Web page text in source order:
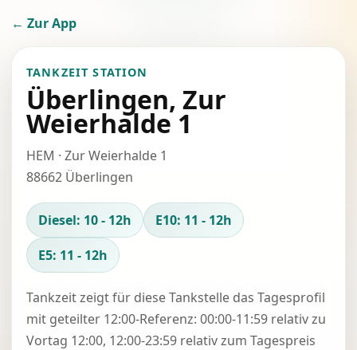
← Zur App
TANKZEIT STATION
Überlingen, Zur
Weierhalde 1
HEM · Zur Weierhalde 1
88662 Überlingen
Diesel: 10 - 12h
E10: 11 - 12h
E5: 11 - 12h
Tankzeit zeigt für diese Tankstelle das Tagesprofil
mit geteilter 12:00-Referenz: 00:00-11:59 relativ zu
Vortag 12:00, 12:00-23:59 relativ zum Tagespreis